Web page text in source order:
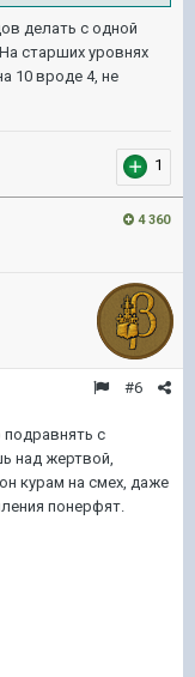
делать с одной
старших уровнях
10 вроде 4, не
1
4 360
#6
подравнять с
над жертвой,
курам на смех, даже
понерфят.